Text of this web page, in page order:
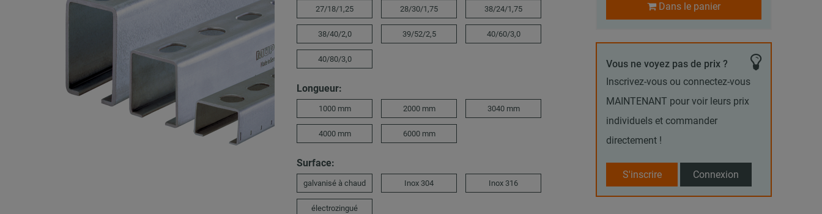
27/18/1,25 28/30/1,75 38/24/1,75
38/40/2,0 39/52/2,5 40/60/3,0
40/80/3,0
Longueur:
1000 mm 2000 mm 3040 mm
4000 mm 6000 mm
Surface:
galvanisé à chaud Inox 304 Inox 316
électrozingué
Dans le panier
Vous ne voyez pas de prix ?
Inscrivez-vous ou connectez-vous
MAINTENANT pour voir leurs prix
individuels et commander
directement !
S'inscrire Connexion